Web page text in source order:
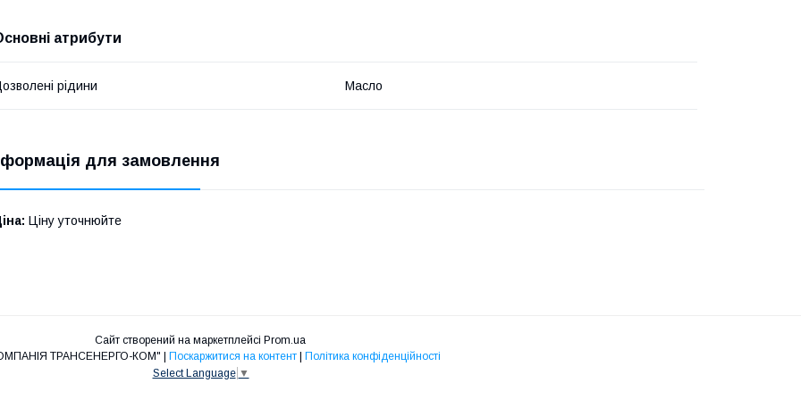
атрибути
рідини Масло
для замовлення
Ціну уточнюйте
Сайт створений на маркетплейсі Prom.ua
Поскаржитися на контент
Політика конфіденційності
Select Language ▼